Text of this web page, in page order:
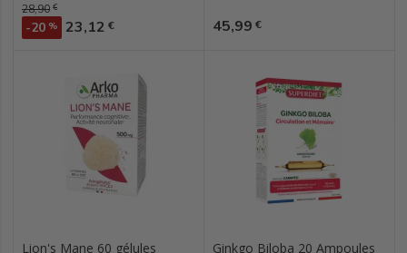
Prix de base
28,90 €
-20 % Prix
23,12 € Prix
45,99 €
Lion's Mane 60 gélules Ginkgo Biloba 20 Ampoules